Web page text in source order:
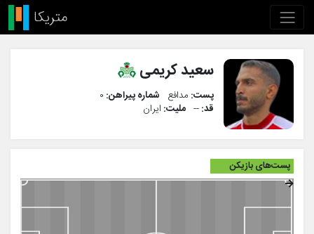
سعید کریمی
پست: مدافع شماره پیراهن: ۰
قد:-- ملیت: ایران
پست‌های بازیکن